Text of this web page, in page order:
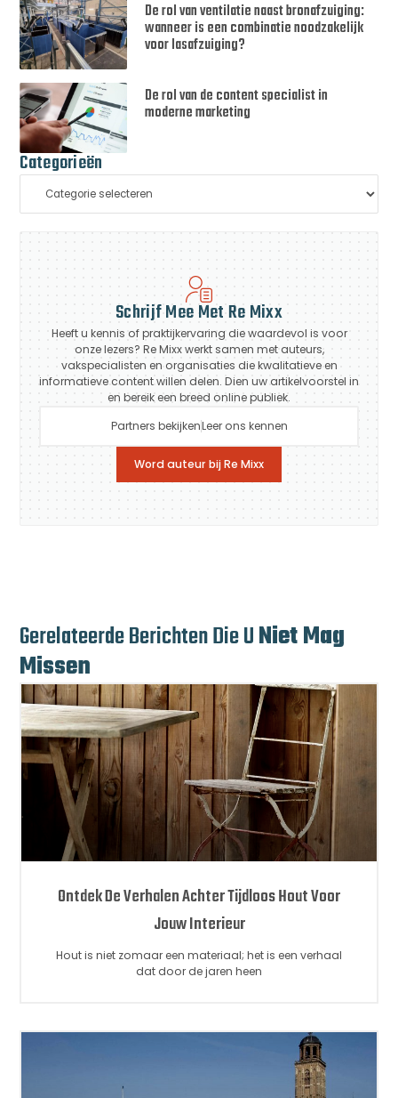
De rol van ventilatie naast bronafzuiging:
wanneer is een combinatie noodzakelijk
voor lasafzuiging?
De rol van de content specialist in
moderne marketing
Categorieën
Schrijf Mee Met Re Mixx
Heeft u kennis of praktijkervaring die waardevol is voor
onze lezers? Re Mixx werkt samen met auteurs,
vakspecialisten en organisaties die kwalitatieve en
informatieve content willen delen. Dien uw artikelvoorstel in
en bereik een breed online publiek.
Partners bekijkenLeer ons kennen
Word auteur bij Re Mixx
Gerelateerde Berichten Die UNiet Mag
Missen
Ontdek De Verhalen Achter Tijdloos Hout Voor
Jouw Interieur
Hout is niet zomaar een materiaal; het is een verhaal
dat door de jaren heen